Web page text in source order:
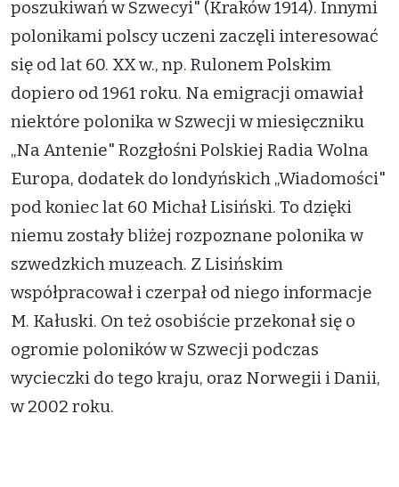
poszukiwań w Szwecyi" (Kraków 1914). Innymi
polonikami polscy uczeni zaczęli interesować
się od lat 60. XX w., np. Rulonem Polskim
dopiero od 1961 roku. Na emigracji omawiał
niektóre polonika w Szwecji w miesięczniku
„Na Antenie" Rozgłośni Polskiej Radia Wolna
Europa, dodatek do londyńskich „Wiadomości"
pod koniec lat 60 Michał Lisiński. To dzięki
niemu zostały bliżej rozpoznane polonika w
szwedzkich muzeach. Z Lisińskim
współpracował i czerpał od niego informacje
M. Kałuski. On też osobiście przekonał się o
ogromie poloników w Szwecji podczas
wycieczki do tego kraju, oraz Norwegii i Danii,
w 2002 roku.